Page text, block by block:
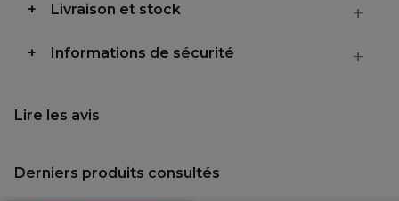
Livraison et stock
Informations de sécurité
Lire les avis
Derniers produits consultés